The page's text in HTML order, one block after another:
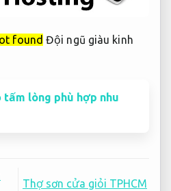
found Đội ngũ giàu kinh
tấm lòng phù hợp nhu
Thợ sơn cửa giỏi TPHCM